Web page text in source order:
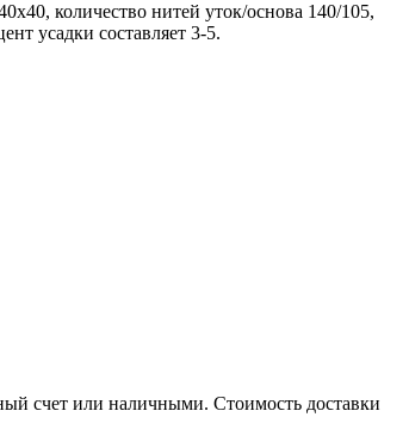
количество нитей уток/основа 140/105,
усадки составляет 3-5.
счет или наличными. Стоимость доставки